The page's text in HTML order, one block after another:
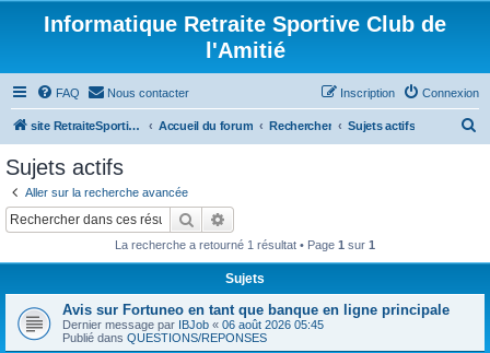
Informatique Retraite Sportive Club de
l'Amitié
FAQ Nous contacter Connexion
Inscription
site RetraiteSportiveStGilles Accueil du forum Rechercher Sujets actifs
Sujets actifs
Aller sur la recherche avancée
Rechercher
La recherche a retourné 1 résultat • Page 1 sur 1
Sujets
Avis sur Fortuneo en tant que banque en ligne principale
Dernier message par IBJob « 06 août 2026 05:45
Publié dans QUESTIONS/REPONSES